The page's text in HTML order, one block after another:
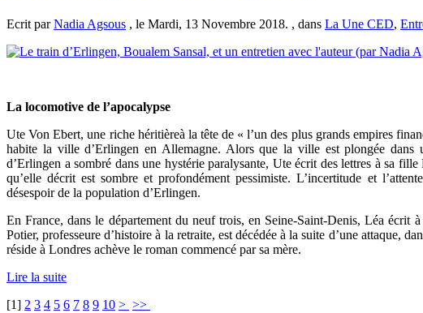
Ecrit parNadia Agsous , le Mardi, 13 Novembre 2018. , dans La Une CED,
La locomotive de l’apocalypse
Ute Von Ebert, une riche héritièreà la tête de « l’un des plus grands empires
habite la ville d’Erlingen en Allemagne. Alors que la ville est plongée dans
d’Erlingen a sombré dans une hystérie paralysante, Ute écrit des lettres à sa
qu’elle décrit est sombre et profondément pessimiste. L’incertitude et
désespoir de la population d’Erlingen.
En France, dans le département du neuf trois, en Seine-Saint-Denis, Léa écrit
Potier, professeure d’histoire à la retraite, est décédée à la suite d’une attaque,
réside à Londres achève le roman commencé par sa mère.
Lire la suite
[1] 2 3 4 5 6 7 8 9 10 > >>